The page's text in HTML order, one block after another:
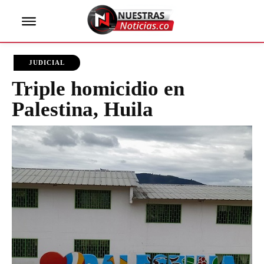
JUDICIAL
Triple homicidio en
Palestina, Huila